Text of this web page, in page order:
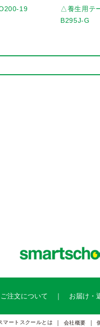
19
△養生用テ
B295J-G
ご注文について お届け・
マートスクールとは 会社概要